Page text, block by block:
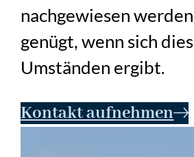
nachgewiesen
genügt, wenn sich
Umständen ergibt.
Kontakt aufnehmen